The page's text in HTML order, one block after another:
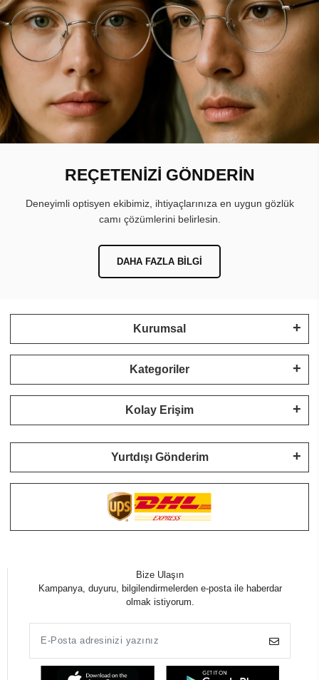
REÇETENİZİ GÖNDERİN
Deneyimli optisyen ekibimiz, ihtiyaçlarınıza en uygun gözlük
camı çözümlerini belirlesin.
DAHA FAZLA BILGI
Kurumsal
Kategoriler
Kolay Erişim
Yurtdışı Gönderim
Bize Ulaşın
Kampanya, duyuru, bilgilendirmelerden e-posta ile haberdar
olmak istiyorum.